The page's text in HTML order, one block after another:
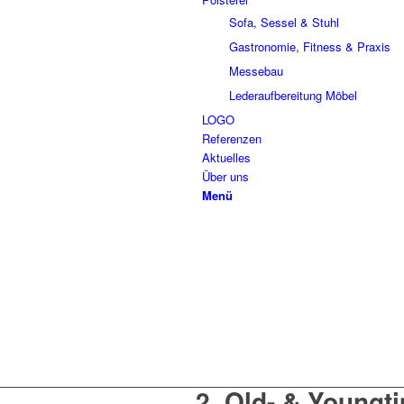
Sofa, Sessel & Stuhl
Gastronomie, Fitness & Praxis
Messebau
Lederaufbereitung Möbel
LOGO
Referenzen
Aktuelles
Über uns
Menü